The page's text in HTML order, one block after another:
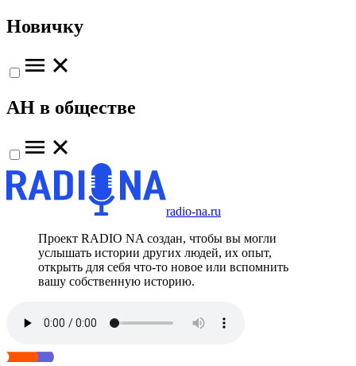
Новичку
АН в обществе
radio-na.ru
Проект RADIO NA создан, чтобы вы могли
услышать истории других людей, их опыт,
открыть для себя что-то новое или вспомнить
вашу собственную историю.